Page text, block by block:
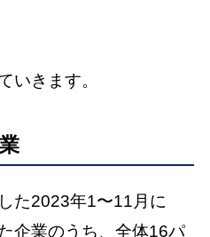
いきます。
た2023年1〜11月に
企業のうち、全体16パ